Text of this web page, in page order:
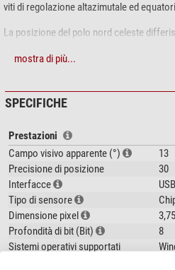
viti di regolazione altazimutale ed
La posizione del polo nord celeste
alla data.Grazie alla sensibilità della
approssimativamente.
latitudini, si tiene conto anche della
Veloce e facile con una guida utente
Non c'è bisogno di poter vedere
Funziona anche in condizioni di scarsa
Questa variante dell'iPolar include solo
aggiuntivi in dotazione. La fotocamera si
direttamente nel supporto del cercatore
mostra di più...
SPECIFICHE
Prestazioni
Campo visivo apparente (°)
13
Precisione di posizione
30
Interfacce
Tipo di sensore
Dimensione pixel
3,75
Profondità di bit (Bit)
8
Sistemi operativi supportati